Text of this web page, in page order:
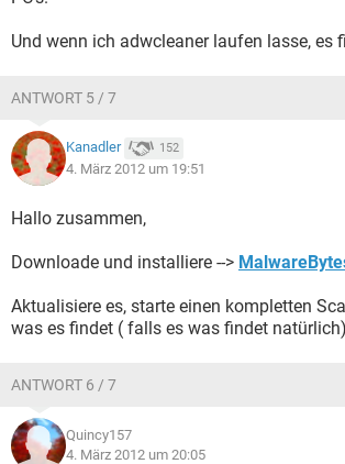
Und wenn ich adwcleaner laufen lasse, es
ANTWORT 5 / 7
Kanadler 152
4. März 2012 um 19:51
Hallo zusammen,
Downloade und installiere -->
Aktualisiere es, starte einen kompletten
was es findet ( falls es was findet
ANTWORT 6 / 7
Quincy157
4. März 2012 um 20:05